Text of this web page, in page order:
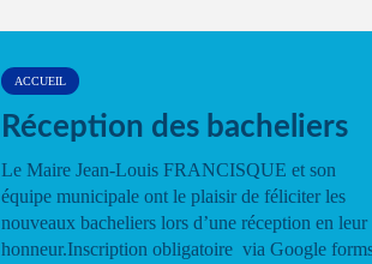
ACCUEIL
Réception des bacheliers
Le Maire Jean-Louis FRANCISQUE et son
équipe municipale ont le plaisir de féliciter les
nouveaux bacheliers lors d’une réception en leur
honneur.Inscription obligatoire via Google